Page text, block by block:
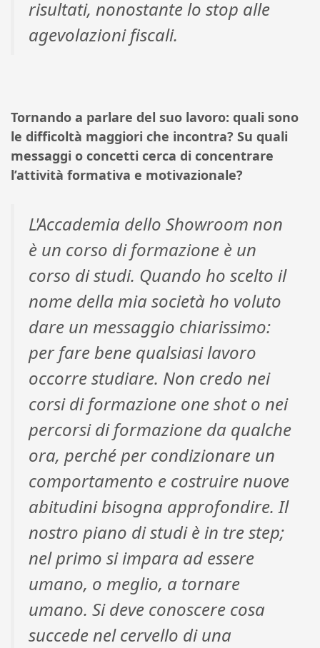
risultati, nonostante lo stop alle
agevolazioni fiscali.
Tornando a parlare del suo lavoro: quali sono
le difficoltà maggiori che incontra? Su quali
messaggi o concetti cerca di concentrare
l’attività formativa e motivazionale?
L'Accademia dello Showroom non
è un corso di formazione è un
corso di studi. Quando ho scelto il
nome della mia società ho voluto
dare un messaggio chiarissimo:
per fare bene qualsiasi lavoro
occorre studiare. Non credo nei
corsi di formazione one shot o nei
percorsi di formazione da qualche
ora, perché per condizionare un
comportamento e costruire nuove
abitudini bisogna approfondire. Il
nostro piano di studi è in tre step;
nel primo si impara ad essere
umano, o meglio, a tornare
umano. Si deve conoscere cosa
succede nel cervello di una